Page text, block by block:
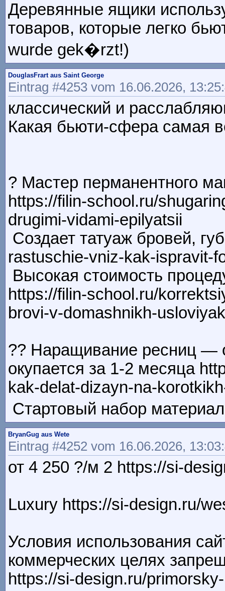
Деревянные ящики
товаров, которые легко
wurde gek�rzt!)
DouglasFrart aus Saint George
Eintrag #4253 vom 16.06.2026,
классический и
Какая бьюти-сфера самая
? Мастер перманентного
https://filin-school.ru/
drugimi-vidami-epilyatsii
Создает татуаж бровей,
rastuschie-vniz-kak-ispravit-
Высокая стоимость
https://filin-school.ru/
brovi-v-domashnikh-
?? Наращивание ресниц —
окупается за 1-2 месяца
kak-delat-dizayn-na-
Стартовый набор
BryanGug aus Wete
Eintrag #4252 vom 16.06.2026,
от 4 250 ?/м 2 https://si-
Luxury https://si-design.ru/
Условия использования
коммерческих целях
https://si-design.ru/